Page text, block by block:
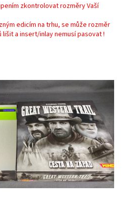
zkontrolovat rozměry Vaší
edicím na trhu, se může rozměr
a insert/inlay nemusí pasovat !